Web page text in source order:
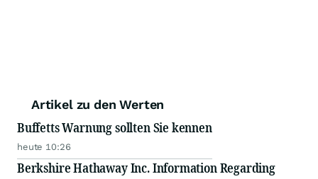
Artikel zu den Werten
Buffetts Warnung sollten Sie kennen
heute 10:26
Berkshire Hathaway Inc. Information Regarding